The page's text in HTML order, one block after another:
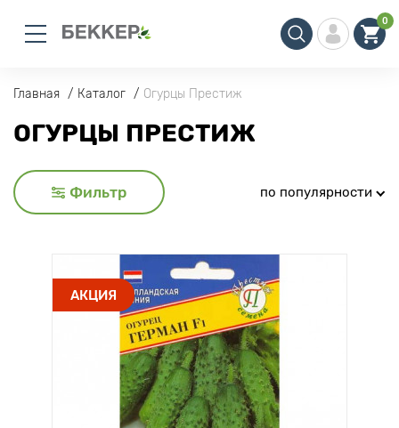
0
Главная Каталог Огурцы Престиж
ОГУРЦЫ ПРЕСТИЖ
Фильтр по популярности
АКЦИЯ